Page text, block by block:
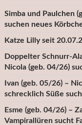
Simba und Paulchen
suchen neues
Katze Lilly seit
Doppelter Schnurr-
Nicola (geb. 04/26)
Ivan (geb. 05/26) –
schrecklich Süße
Esme (geb. 04/26) –
Vampirallüren sucht